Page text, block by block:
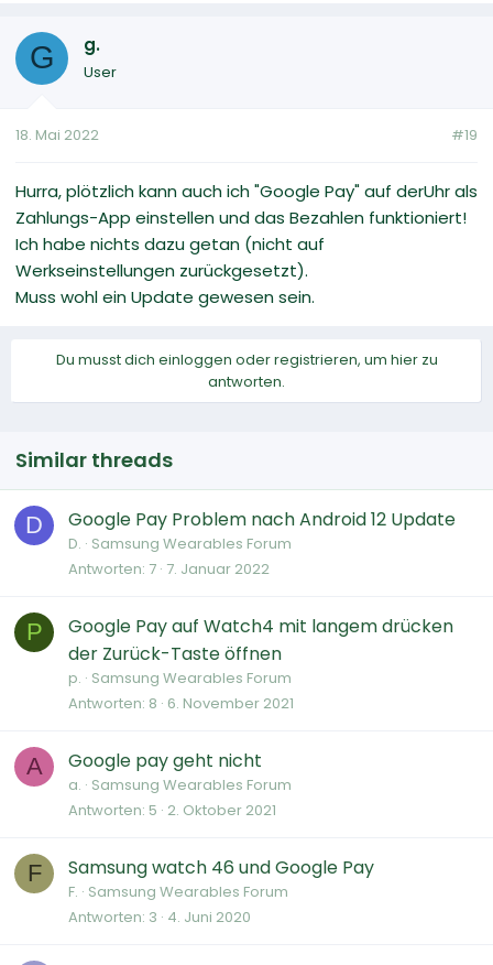
G g.
User
18. Mai 2022 #19
Hurra, plötzlich kann auch ich "Google Pay" auf derUhr als
Zahlungs-App einstellen und das Bezahlen funktioniert!
Ich habe nichts dazu getan (nicht auf
Werkseinstellungen zurückgesetzt).
Muss wohl ein Update gewesen sein.
Du musst dich einloggen oder registrieren, um hier zu
antworten.
Similar threads
D Google Pay Problem nach Android 12 Update
D. Samsung Wearables Forum
Antworten 7 7. Januar 2022
P
Google Pay auf Watch4 mit langem drücken
der Zurück-Taste öffnen
p. Samsung Wearables Forum
Antworten 8 6. November 2021
A Google pay geht nicht
a. Samsung Wearables Forum
Antworten 5 2. Oktober 2021
F Samsung watch 46 und Google Pay
F. Samsung Wearables Forum
Antworten 3 4. Juni 2020